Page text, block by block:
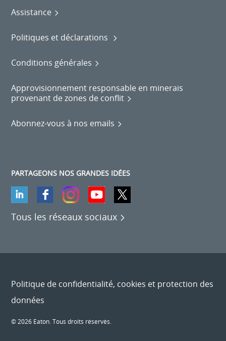
Assistance
Politiques et déclarations
Conditions générales
Approvisionnement responsable en minerais
provenant de zones de conflit
Abonnez-vous à nos emails
PARTAGEONS NOS GRANDES IDÉES
Tous les réseaux sociaux
Politique de confidentialité, cookies et protection des
données
© 2026 Eaton. Tous droits réservés.